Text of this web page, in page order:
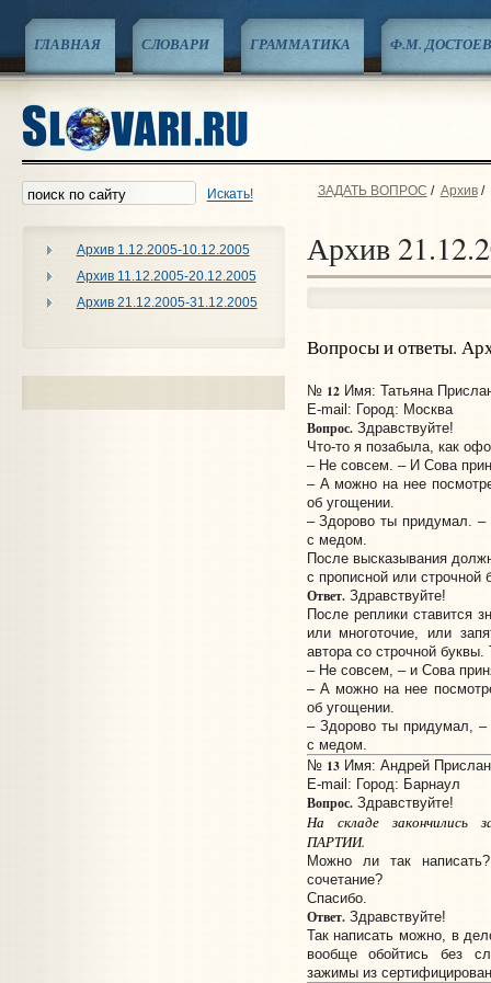
ГЛАВНАЯ СЛОВАРИ ГРАММАТИКА Ф.М.
Искать!
Архив 1.12.2005-10.12.2005
Архив 11.12.2005-20.12.2005
Архив 21.12.2005-31.12.2005
ЗАДАТЬ ВОПРОС / Архив/
Архив
Вопросы и ответы.
№ 12Имя: Татьяна
E-mail: Город: Москва
Вопрос.Здравствуйте!
Что-то я позабыла, как
– Не совсем. – И Сова
– А можно на нее
об угощении.
– Здорово ты придумал. –
с медом.
После высказывания
с прописной или строчной
Ответ.Здравствуйте!
После реплики ставится
или многоточие, или
автора со строчной буквы.
– Не совсем, – и Сова
– А можно на нее
об угощении.
– Здорово ты придумал, –
с медом.
№ 13Имя: Андрей
E-mail: Город: Барнаул
Вопрос.Здравствуйте!
На складе закончились
ПАРТИИ.
Можно ли так
сочетание?
Спасибо.
Ответ.Здравствуйте!
Так написать можно, в
вообще обойтись без
зажимы из